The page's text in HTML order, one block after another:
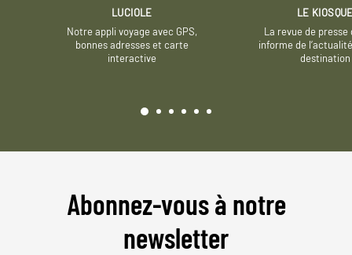
LUCIOLE
Notre appli voyage avec GPS,
bonnes adresses et carte
interactive
LE
La revue de presse
informe de
destination
Abonnez-vous à notre
newsletter